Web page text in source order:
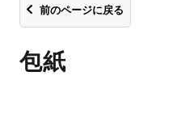
前のページに戻る
包紙